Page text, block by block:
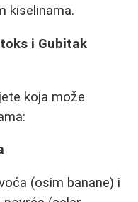
kiselinama.
i Gubitak
koja može
(osim banane) i